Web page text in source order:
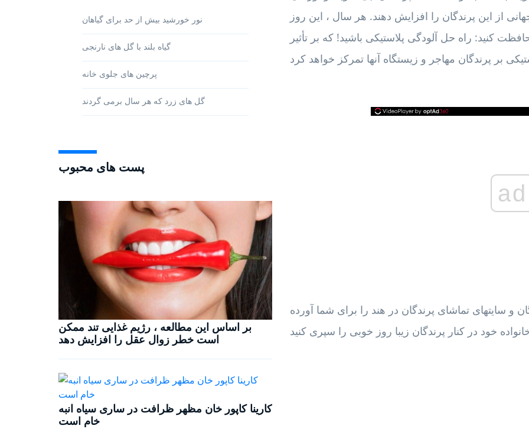
نور خورشید بیش از حد برای گیاهان
گیاه بلند با گل های نارنجی
پرچین های جلوی خانه
گل های زرد که هر سال برمی گردند
پست های محبوب
بر اساس این مطالعه ، رژیم غذایی تند ممکن
است خطر زوال عقل را افزایش دهد
کارینا کاپور خان مظهر ظرافت در ساری سیاه انبه
خام است
از این پرندگان را افزایش دهند. هر سال ، این روز
کنید: راه حل آلودگی پلاستیکی باشید! که بر تأثیر
ad
و سایتهای تماشای پرندگان در هند را برای شما آورده